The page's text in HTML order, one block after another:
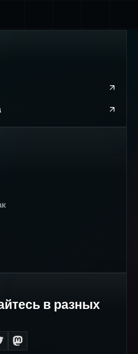
в разных
me on LinkedIn
me on Bluesky
me on Twitter
Follow me on Mastodon